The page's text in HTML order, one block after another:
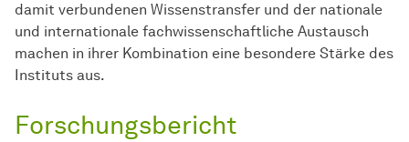
damit verbundenen Wissenstransfer und der nationale
und internationale fachwissenschaftliche Austausch
machen in ihrer Kombination eine besondere Stärke des
Instituts aus.
Forschungsbericht